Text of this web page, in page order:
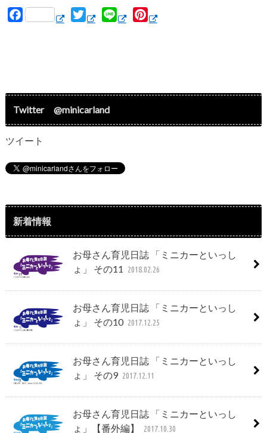
F
o
T
L
P
Twitter @minicarland
ツイート
新着情報
お母さん育児日誌 「ミニカーといっし
ょ」 その11
2018.02.26
お母さん育児日誌 「ミニカーといっし
ょ」 その10 2017.12.25
お母さん育児日誌 「ミニカーといっし
ょ」 その9 2017.12.11
お母さん育児日誌 「ミニカーといっし
ょ」【番外編】
2017.10.30